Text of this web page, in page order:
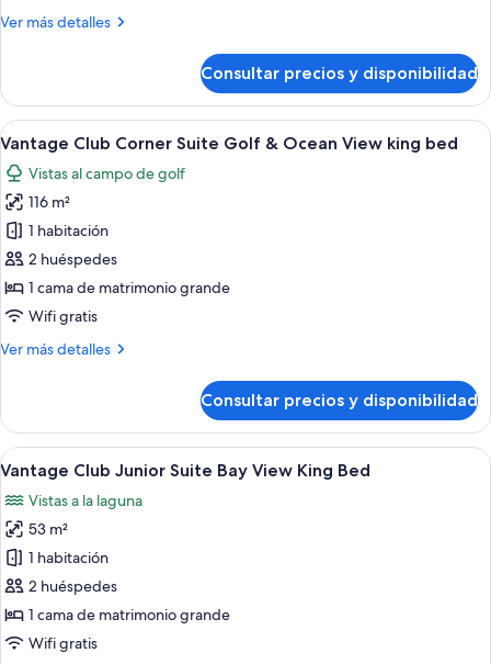
Bay
Bed
Ver más detalles
Más
Club
Corner
Suite
Bay
View
King
Bed
Consultar precios y disponibilidad
Abrir
todas
las
fotos
de
Vantage
Club
Corner
Golf
View
king
bed
Un dormitorio amplio con una cama
3
Vantage Club Corner Suite Golf & Ocean View king bed
Vistas al campo de golf
116 m²
1 habitación
2 huéspedes
1 cama de matrimonio grande
Wifi gratis
Ver más detalles
Más
Club
Corner
Suite
&
Ocean
View
king
bed
Consultar precios y disponibilidad
Abrir
todas
las
fotos
de
Vantage
Club
Junior
Un dormitorio moderno con una
3
Vantage Club Junior Suite Bay View King Bed
Vistas a la laguna
53 m²
1 habitación
2 huéspedes
1 cama de matrimonio grande
Wifi gratis